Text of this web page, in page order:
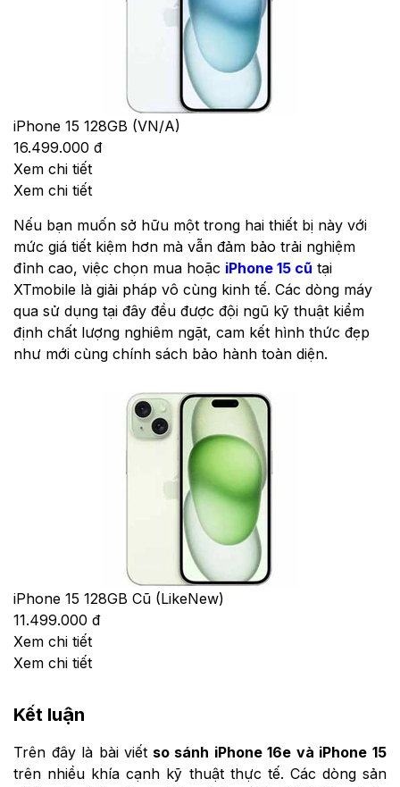
iPhone 15 128GB (VN/A)
16.499.000 đ
Xem chi tiết
Xem chi tiết
Nếu bạn muốn sở hữu một trong hai thiết bị này với
mức giá tiết kiệm hơn mà vẫn đảm bảo trải nghiệm
đỉnh cao, việc chọn mua hoặc iPhone 15 cũ tại
XTmobile là giải pháp vô cùng kinh tế. Các dòng máy
qua sử dụng tại đây đều được đội ngũ kỹ thuật kiểm
định chất lượng nghiêm ngặt, cam kết hình thức đẹp
như mới cùng chính sách bảo hành toàn diện.
iPhone 15 128GB Cũ (LikeNew)
11.499.000 đ
Xem chi tiết
Xem chi tiết
Kết luận
Trên đây là bài viết so sánh iPhone 16e và iPhone 15
trên nhiều khía cạnh kỹ thuật thực tế. Các dòng sản